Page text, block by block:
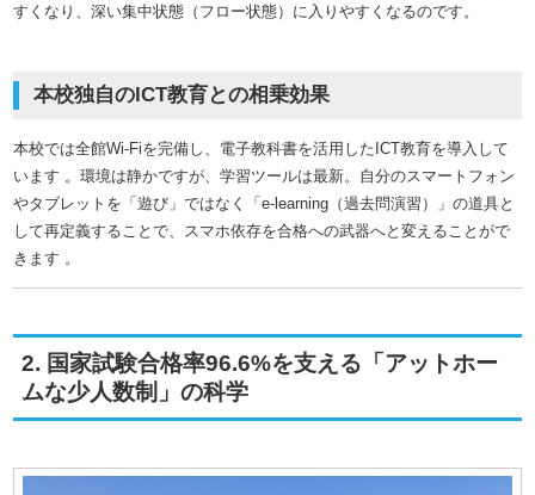
すくなり、深い集中状態（フロー状態）に入りやすくなるのです。
本校独自のICT教育との相乗効果
本校では全館Wi-Fiを完備し、電子教科書を活用したICT教育を導入して
います 。環境は静かですが、学習ツールは最新。自分のスマートフォン
やタブレットを「遊び」ではなく「e-learning（過去問演習）」の道具と
して再定義することで、スマホ依存を合格への武器へと変えることがで
きます 。
2. 国家試験合格率96.6%を支える「アットホー
ムな少人数制」の科学